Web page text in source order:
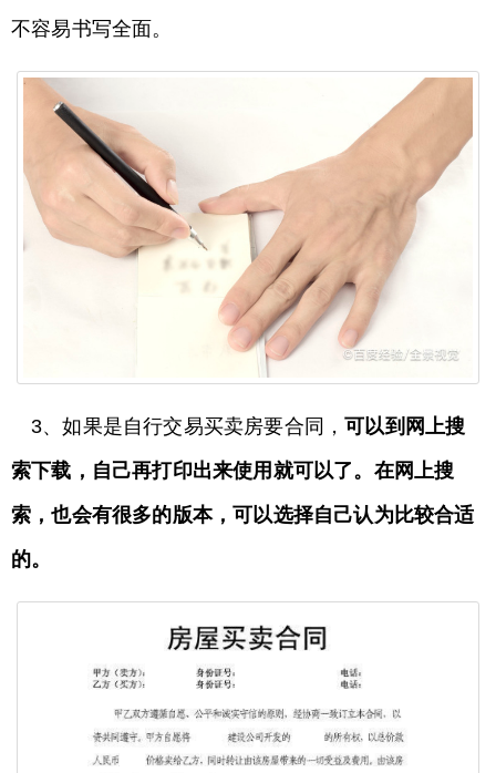
不容易书写全面。
3、如果是自行交易买卖房要合同，可以到网上搜
索下载，自己再打印出来使用就可以了。在网上搜
索，也会有很多的版本，可以选择自己认为比较合适
的。